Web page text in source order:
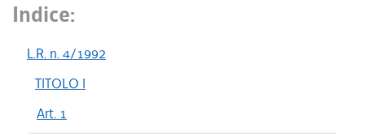
Indice:
L.R. n. 4/1992
TITOLO I
Art. 1